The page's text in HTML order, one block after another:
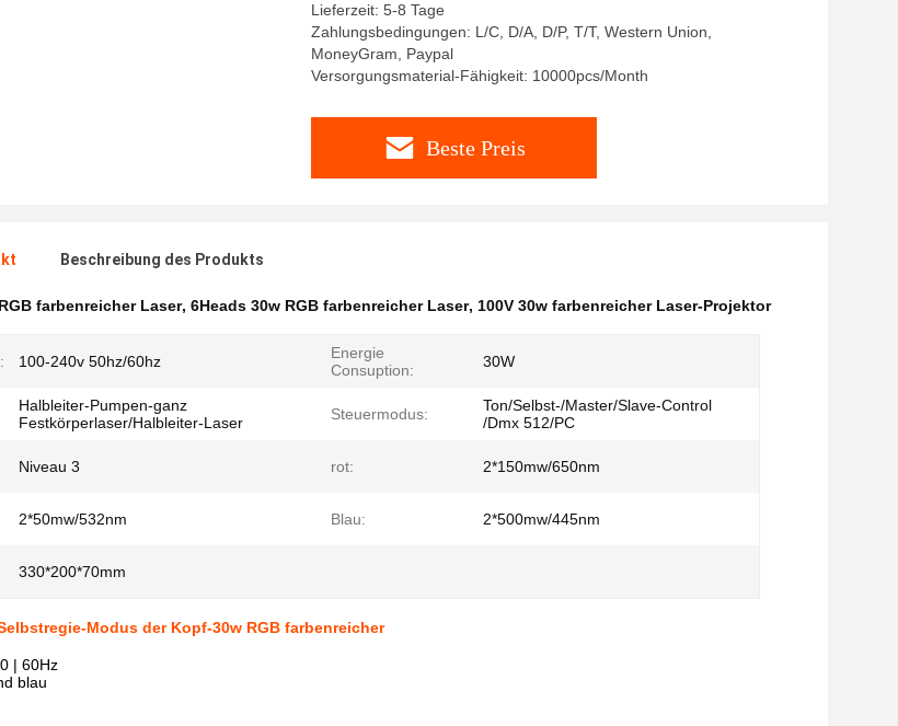
Lieferzeit: 5-8 Tage
Zahlungsbedingungen: L/C, D/A, D/P, T/T, Western Union,
MoneyGram, Paypal
Versorgungsmaterial-Fähigkeit: 10000pcs/Month
Beste Preis
Beschreibung des Produkts
farbenreicher Laser, 6Heads 30w RGB farbenreicher Laser, 100V 30w farbenreicher Laser-Projektor
100-240v 50hz/60hz
Energie
Consuption:
30W
Halbleiter-Pumpen-ganz
Festkörperlaser/Halbleiter-Laser
Steuermodus:
Ton/Selbst-/Master/Slave-Control
/Dmx 512/PC
Niveau 3 rot: 2*150mw/650nm
2*50mw/532nm Blau: 2*500mw/445nm
330*200*70mm
Modus der Kopf-30w RGB farbenreicher
| 60Hz
blau